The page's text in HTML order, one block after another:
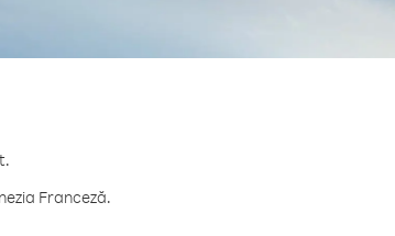
Franceză.